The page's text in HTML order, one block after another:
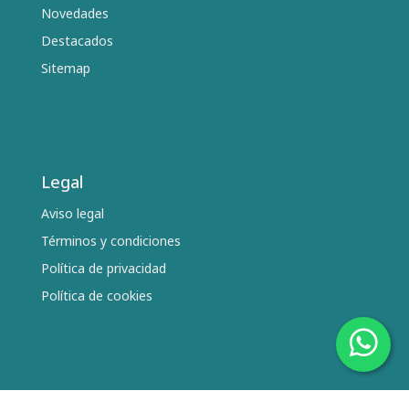
Novedades
Destacados
Sitemap
Legal
Aviso legal
Términos y condiciones
Política de privacidad
Política de cookies